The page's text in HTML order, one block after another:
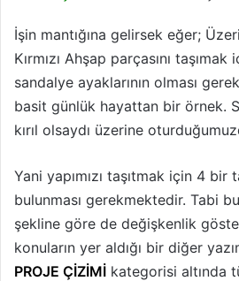
İşin mantığına gelirsek eğer;
Kırmızı Ahşap parçasını
sandalye ayaklarının olması
basit günlük hayattan bir örnek.
kırıl olsaydı üzerine
Yani yapımızı taşıtmak için 4 bir
bulunması gerekmektedir. Tabi bu
şekline göre de değişkenlik
konuların yer aldığı bir diğer
PROJE ÇİZİMİ kategorisi altında